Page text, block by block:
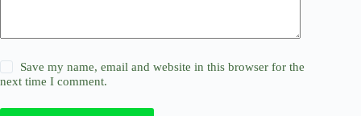
Save my name, email and website in this browser for the
next time I comment.